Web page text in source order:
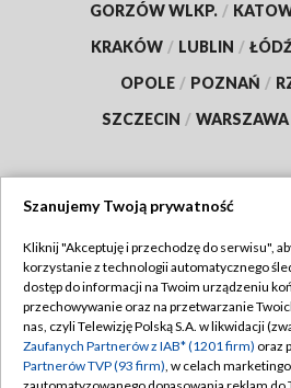
GORZÓW WLKP. /
KRAKÓW / LUBLIN /
OPOLE / POZNAŃ /
SZCZECIN / WARSZAWA
TVP
Abonament TVP
Emisja w TVP
Centrum informacji TVP
Regulamin
Polityka
Moje
Szanujemy Twoją prywatność
Kliknij "Akceptuję i przechodzę do serwisu",
korzystanie z technologii automatycznego
dostęp do informacji na Twoim urządzeniu
przechowywanie oraz na przetwarzanie
nas, czyli Telewizję Polską S.A. w likwidacji
Zaufanych Partnerów z IAB* (1201 firm) oraz
Partnerów TVP (93 firm), w celach